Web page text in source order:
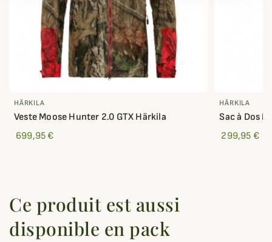
HÄRKILA
Veste Moose Hunter 2.0 GTX Härkila
699,95 €
HÄRKILA
Sac à Dos
299,95 €
Ce produit est aussi
disponible en pack